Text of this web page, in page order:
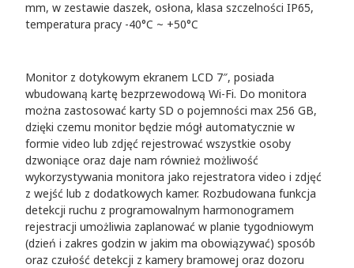
mm, w zestawie daszek, osłona, klasa szczelności IP65,
temperatura pracy -40°C ~ +50°C
Monitor z dotykowym ekranem LCD 7″, posiada
wbudowaną kartę bezprzewodową Wi-Fi. Do monitora
można zastosować karty SD o pojemności max 256 GB,
dzięki czemu monitor będzie mógł automatycznie w
formie video lub zdjęć rejestrować wszystkie osoby
dzwoniące oraz daje nam również możliwość
wykorzystywania monitora jako rejestratora video i zdjęć
z wejść lub z dodatkowych kamer. Rozbudowana funkcja
detekcji ruchu z programowalnym harmonogramem
rejestracji umożliwia zaplanować w planie tygodniowym
(dzień i zakres godzin w jakim ma obowiązywać) sposób
oraz czułość detekcji z kamery bramowej oraz dozoru